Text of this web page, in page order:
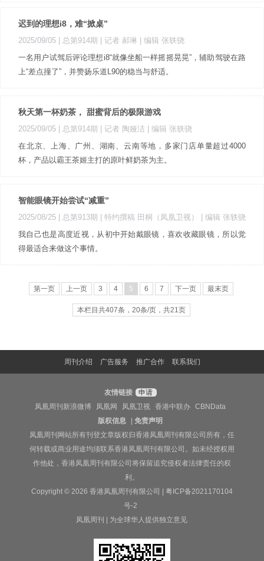
迟到的理想i8，难“掀桌”
2025/09/05 | 总第914期 | 记者 郝琳
| 编辑 张轶骁
一名用户试驾后评论理想i8“就像坐船一样摇摇晃晃”，辅助驾驶在路
上“差点撞了”，并赞扬乐道L90的稳当与舒适。
秋天第一杯奶茶， 甜蜜背后的极限游戏
2025/09/05 | 总第914期 | 记者 陶娅洁
| 编辑 张轶骁
在北京、上海、广州、湖南、云南等地，多家门店单量超过4000
杯，产品以霸王茶姬主打的原叶鲜奶茶为主。
智能眼镜开始尝试“减重”
2025/08/25 | 总第913期 | 特约撰稿 田桐（凤凰卫视）
| 编辑 张轶骁
我自己也是高度近视，从初中开始戴眼镜，喜欢收藏眼镜，所以觉
得最适合来做这个事情。
第一页 上一页 3 4 5 6 7 下一页 最末页
本栏目共407条，20条/页，共21页
周刊介绍 广告服务 推广合作 联系我们
友情链接
申请
凤凰周刊新浪微博
凤凰网 凤凰卫视 香港中联办
CBNData
版权信息
|免责声明
凤凰周刊网站所有刊登文章版权归香港凤凰周刊有限公司所有，任
何转载或商业用途均须联系香港凤凰周刊有限公司。如未经授权用
作他处，香港凤凰周刊有限公司将保留追究侵权者法律责任的权
利。
Copyright © 2026 香港凤凰周刊有限公司 | 粤ICP备2021170104
号-2
凤凰周刊 | 为全球华人提供独立意见